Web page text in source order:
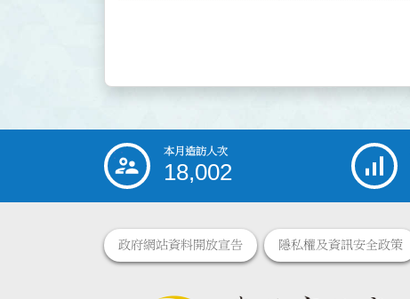
::: 本月造訪人次
18,002
政府網站資料開放宣告 隱私權及資訊安全政策